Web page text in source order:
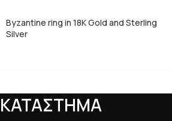
Byzantine ring in 18K Gold and Sterling
Silver
ΚΑΤΑΣΤΗΜΑ